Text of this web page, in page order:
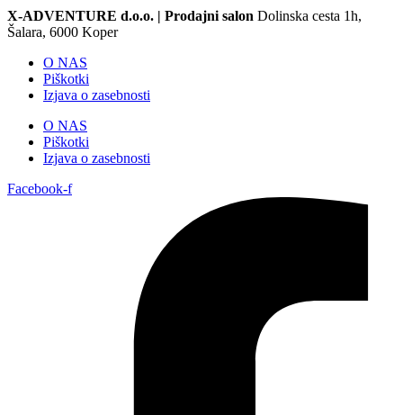
X-ADVENTURE d.o.o. | Prodajni salon Dolinska cesta 1h,
Šalara, 6000 Koper
O NAS
Piškotki
Izjava o zasebnosti
O NAS
Piškotki
Izjava o zasebnosti
Facebook-f